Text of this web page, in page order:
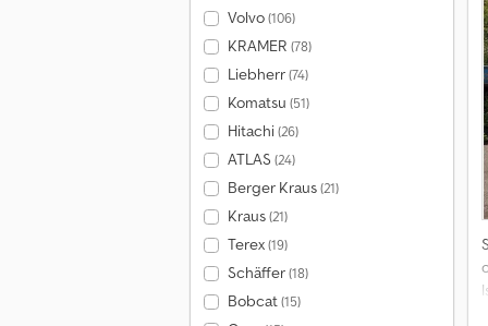
Volvo(106)
KRAMER (78)
Liebherr(74)
Komatsu (51)
Hitachi(26)
ATLAS (24)
Berger Kraus(21)
Kraus(21)
Terex(19)
Schäffer(18)
Bobcat(15)